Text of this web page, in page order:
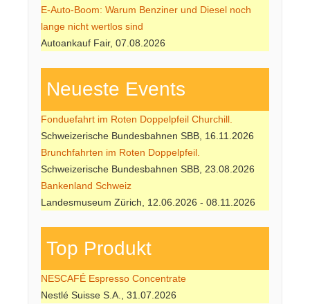
E-Auto-Boom: Warum Benziner und Diesel noch
lange nicht wertlos sind
Autoankauf Fair, 07.08.2026
Neueste Events
Fonduefahrt im Roten Doppelpfeil Churchill.
Schweizerische Bundesbahnen SBB, 16.11.2026
Brunchfahrten im Roten Doppelpfeil.
Schweizerische Bundesbahnen SBB, 23.08.2026
Bankenland Schweiz
Landesmuseum Zürich, 12.06.2026 - 08.11.2026
Top Produkt
NESCAFÉ Espresso Concentrate
Nestlé Suisse S.A., 31.07.2026